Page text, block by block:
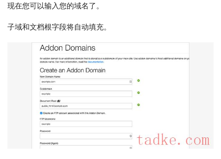
现在您可以输入您的域名了。
子域和文档根字段将自动填充。